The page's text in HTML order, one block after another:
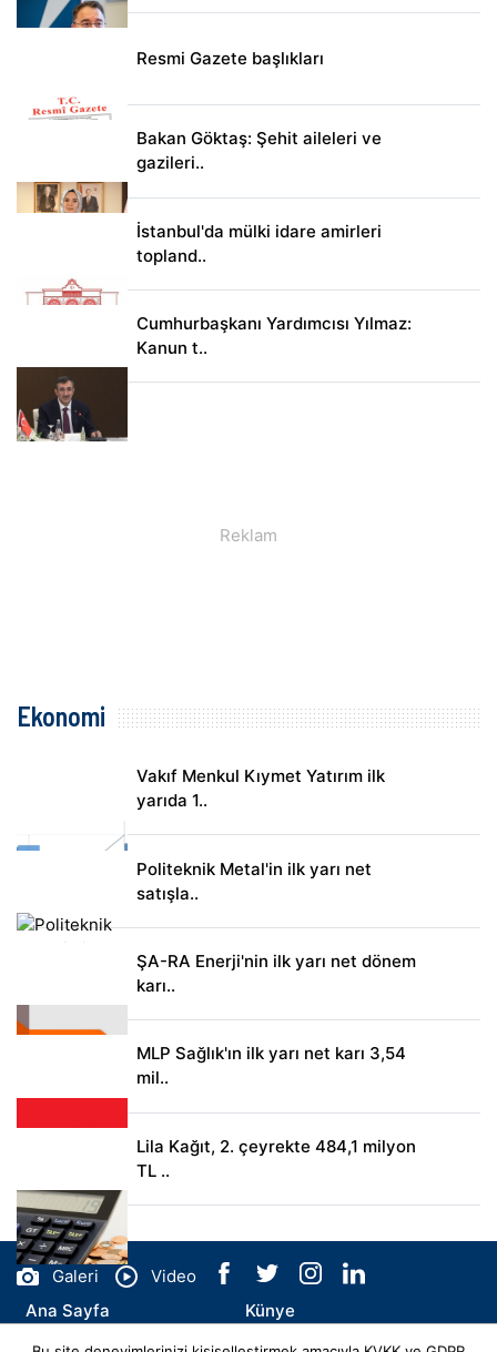
Resmi Gazete başlıkları
Bakan Göktaş: Şehit aileleri ve
gazileri..
İstanbul'da mülki idare amirleri
topland..
Cumhurbaşkanı Yardımcısı Yılmaz:
Kanun t..
Ekonomi
Vakıf Menkul Kıymet Yatırım ilk
yarıda 1..
Politeknik Metal'in ilk yarı net
satışla..
ŞA-RA Enerji'nin ilk yarı net dönem
karı..
MLP Sağlık'ın ilk yarı net karı 3,54
mil..
Lila Kağıt, 2. çeyrekte 484,1 milyon
TL ..
Galeri
Video
Ana Sayfa
Künye